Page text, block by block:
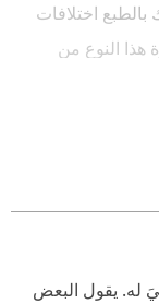
بالطبع اختلافات
هذا النوع من
اختصاص
له. يقول البعض